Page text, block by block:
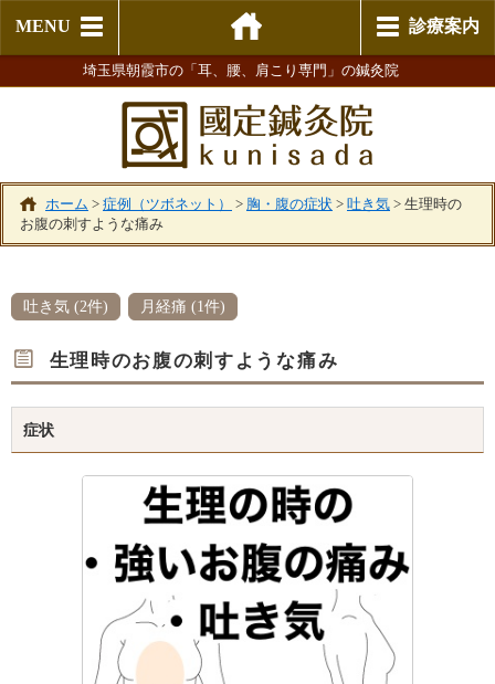
MENU 診療案内
埼玉県朝霞市の「耳、腰、肩こり専門」の鍼灸院
ホーム > 症例（ツボネット） > 胸・腹の症状 > 吐き気 > 生理時の
お腹の刺すような痛み
吐き気 (2件) 月経痛 (1件)
生理時のお腹の刺すような痛み
症状